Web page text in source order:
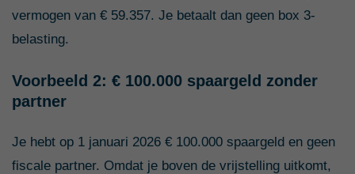
vermogen van € 59.357. Je betaalt dan geen box 3-
belasting.
Voorbeeld 2: € 100.000 spaargeld zonder
partner
Je hebt op 1 januari 2026 € 100.000 spaargeld en geen
fiscale partner. Omdat je boven de vrijstelling uitkomt,